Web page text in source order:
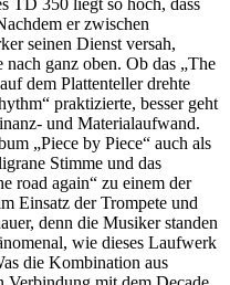
er zwischen
seinen Dienst versah,
nach ganz oben. Ob das „The
dem Plattenteller drehte
praktizierte, besser geht
und Materialaufwand.
„Piece by Piece“ auch als
Stimme und das
road again“ zu einem der
Einsatz der Trompete und
denn die Musiker standen
wie dieses Laufwerk
die Kombination aus